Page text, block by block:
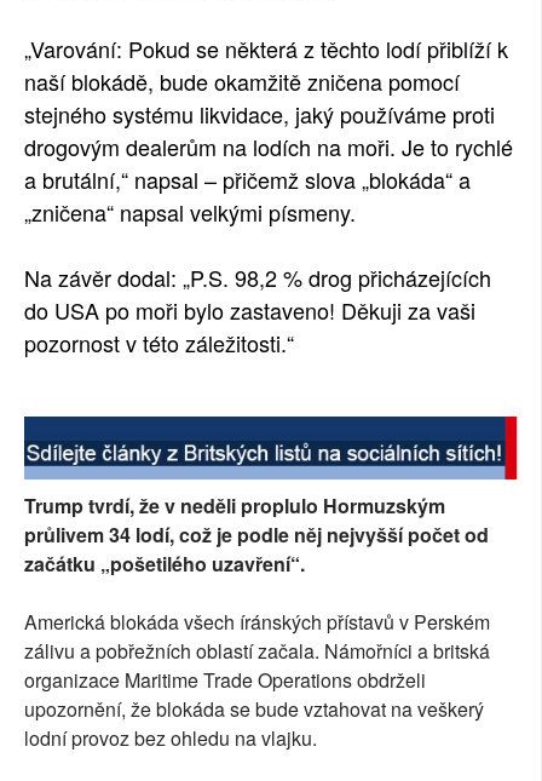
„Varování: Pokud se některá z těchto lodí přiblíží k
naší blokádě, bude okamžitě zničena pomocí
stejného systému likvidace, jaký používáme proti
drogovým dealerům na lodích na moři. Je to rychlé
a brutální,“ napsal – přičemž slova „blokáda“ a
„zničena“ napsal velkými písmeny.
Na závěr dodal: „P.S. 98,2 % drog přicházejících
do USA po moři bylo zastaveno! Děkuji za vaši
pozornost v této záležitosti.“
Trump tvrdí, že v neděli proplulo Hormuzským
průlivem 34 lodí, což je podle něj nejvyšší počet od
začátku „pošetilého uzavření“.
Americká blokáda všech íránských přístavů v Perském
zálivu a pobřežních oblastí začala. Námořníci a britská
organizace Maritime Trade Operations obdrželi
upozornění, že blokáda se bude vztahovat na veškerý
lodní provoz bez ohledu na vlajku.